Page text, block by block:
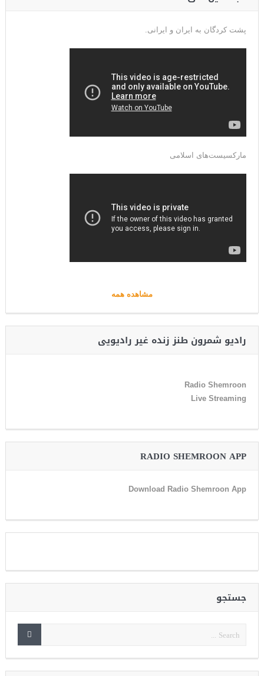
پشت کردگان به ایران و ایرانی.
مارکسیست‌های اسلامی
مشاهده همه
رادیو شمرون طنز زنده غیر رادیویی
Radio Shemroon
Live Streaming
RADIO SHEMROON APP
Download Radio Shemroon App
جستجو